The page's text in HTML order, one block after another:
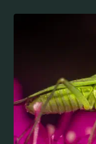
végétales, dont les
maraîchères :
plantes